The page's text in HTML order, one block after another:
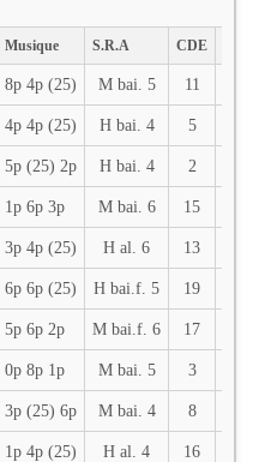
Musique S.R.A CDE
8p 4p (25) M bai. 5 11
4p 4p (25) H bai. 4 5
5p (25) 2p H bai. 4 2
1p 6p 3p M bai. 6 15
3p 4p (25) H al. 6 13
6p 6p (25) H bai.f. 5 19
5p 6p 2p M bai.f. 6 17
0p 8p 1p M bai. 5 3
3p (25) 6p M bai. 4 8
1p 4p (25) H al. 4 16